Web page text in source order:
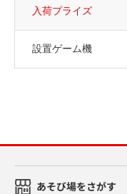
入荷プライズ
設置ゲーム機
あそび場をさがす